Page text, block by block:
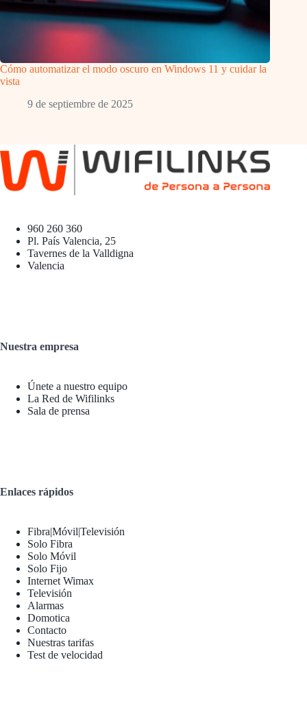
Cómo automatizar el modo oscuro en Windows 11 y cuidar la
vista
9 de septiembre de 2025
960 260 360
Pl. País Valencia, 25
Tavernes de la Valldigna
Valencia
Nuestra empresa
Únete a nuestro equipo
La Red de Wifilinks
Sala de prensa
Enlaces rápidos
Fibra|Móvil|Televisión
Solo Fibra
Solo Móvil
Solo Fijo
Internet Wimax
Televisión
Alarmas
Domotica
Contacto
Nuestras tarifas
Test de velocidad